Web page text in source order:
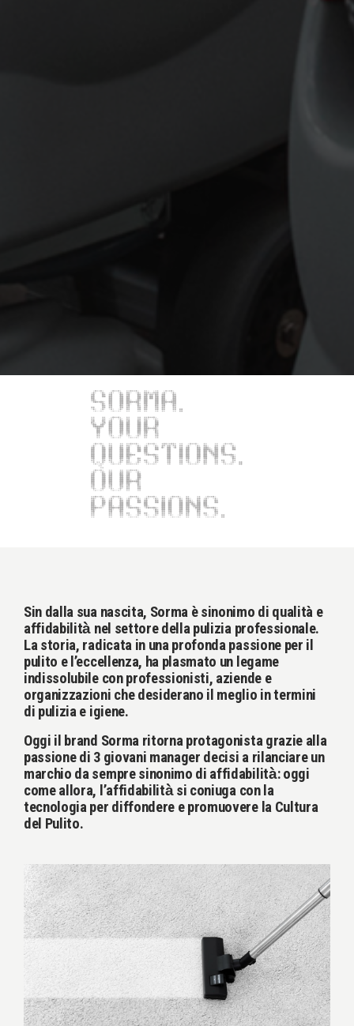
Sin dalla sua nascita, Sorma è sinonimo di qualità e
affidabilità̀ nel settore della pulizia professionale.
La storia, radicata in una profonda passione per il
pulito e l’eccellenza, ha plasmato un legame
indissolubile con professionisti, aziende e
organizzazioni che desiderano il meglio in termini
di pulizia e igiene.
Oggi il brand Sorma ritorna protagonista grazie alla
passione di 3 giovani manager decisi a rilanciare un
marchio da sempre sinonimo di affidabilità̀: oggi
come allora, l’affidabilità̀ si coniuga con la
tecnologia per diffondere e promuovere la Cultura
del Pulito.